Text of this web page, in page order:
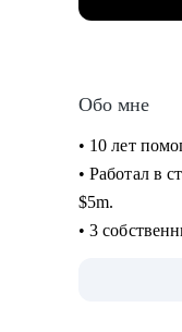
Обо мне
• 10 лет
• Работал в
$5m.
• 3
• На ты. Не